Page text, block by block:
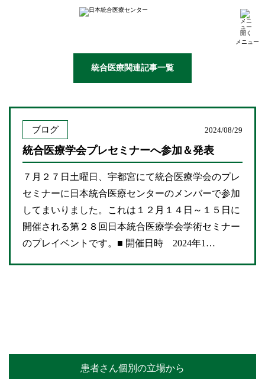
統合医療関連記事一覧
ブログ 2024/08/29
統合医療学会プレセミナーへ参加＆発表
７月２７日土曜日、宇都宮にて統合医療学会のプレ
セミナーに日本統合医療センターのメンバーで参加
してまいりました。これは１２月１４日～１５日に
開催される第２８回日本統合医療学会学術セミナー
のプレイベントです。■ 開催日時 2024年1…
患者さん個別の立場から
メニュー